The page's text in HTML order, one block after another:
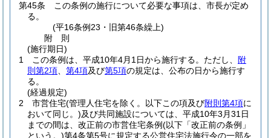
第45条
この条例の施行について必要な事項は、市長が定め
る。
(平16条例23・旧第46条繰上)
附 則
(施行期日)
1
この条例は、平成10年4月1日から施行する。 ただし、
附
則第2項
第4項及び第5項の規定は、公布の日から施行す
る。
(経過規定)
2
市営住宅(管理人住宅を除く。以下この項及び附則第4項に
おいて同じ。)及び共同施設については、平成10年3月31日
までの間は、改正前の市営住宅条例(以下「改正前の条例」
という。)第4条第5号に規定する公営住宅法施行令の一部を